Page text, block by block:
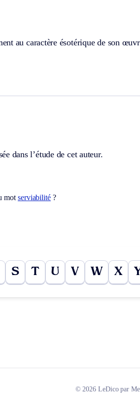
au caractère ésotérique de son
dans l’étude de cet auteur.
mot serviabilité?
S T U V W X
© 2026 LeDico par